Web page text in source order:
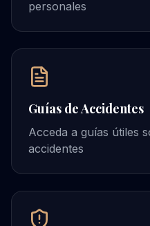
personales
Guías de Accidentes
Acceda a guías útiles
accidentes